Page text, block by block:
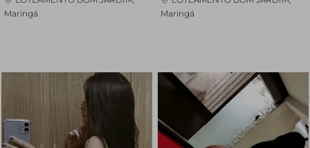
Maringá
Maringá